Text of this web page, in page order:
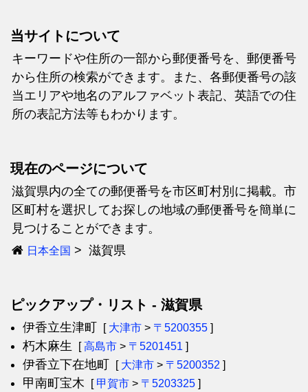
当サイトについて
キーワードや住所の一部から郵便番号を、郵便番号
から住所の検索ができます。また、各郵便番号の該
当エリアや地名のアルファベット表記、英語での住
所の表記方法等もわかります。
現在のページについて
滋賀県内の全ての郵便番号を市区町村別に掲載。市
区町村を選択してお探しの地域の郵便番号を簡単に
見つけることができます。
日本全国 滋賀県
ピックアップ・リスト - 滋賀県
伊香立生津町 [ 大津市 > 〒5200355 ]
朽木麻生 [高島市 > 〒5201451 ]
伊香立下在地町 [ 大津市 > 〒5200352 ]
甲南町宝木 [ 甲賀市 > 〒5203325 ]